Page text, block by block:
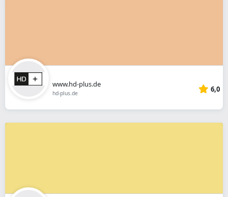
www.hd-plus.de
hd-plus.de 6,0